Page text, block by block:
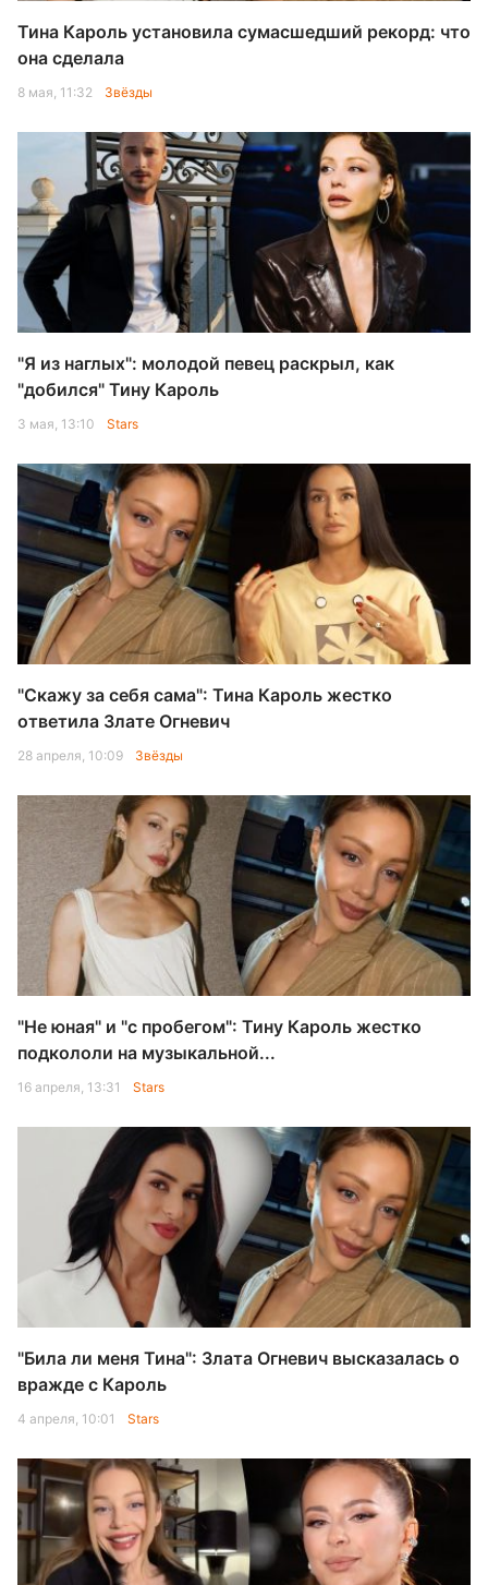
Тина Кароль установила сумасшедший рекорд: что
она сделала
8 мая, 11:32 Звёзды
"Я из наглых": молодой певец раскрыл, как
"добился" Тину Кароль
3 мая, 13:10 Stars
"Скажу за себя сама": Тина Кароль жестко
ответила Злате Огневич
28 апреля, 10:09 Звёзды
"Не юная" и "с пробегом": Тину Кароль жестко
подкололи на музыкальной...
16 апреля, 13:31 Stars
"Била ли меня Тина": Злата Огневич высказалась о
вражде с Кароль
4 апреля, 10:01 Stars